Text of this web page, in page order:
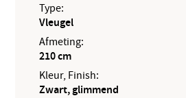
Type:
Vleugel
Afmeting:
210 cm
Kleur, Finish:
Zwart, glimmend